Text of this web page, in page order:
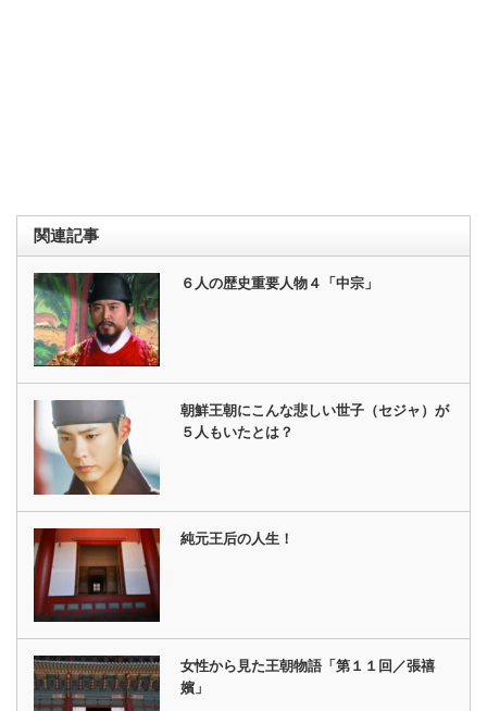
関連記事
６人の歴史重要人物４「中宗」
朝鮮王朝にこんな悲しい世子（セジャ）が
５人もいたとは？
純元王后の人生！
女性から見た王朝物語「第１１回／張禧
嬪」